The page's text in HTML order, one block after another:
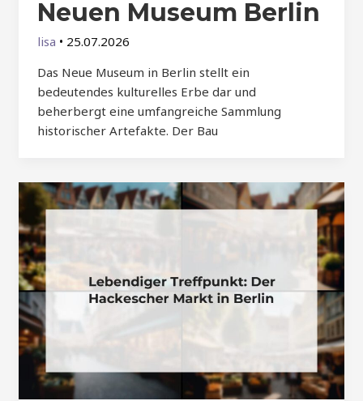
Neuen Museum Berlin
lisa • 25.07.2026
Das Neue Museum in Berlin stellt ein
bedeutendes kulturelles Erbe dar und
beherbergt eine umfangreiche Sammlung
historischer Artefakte. Der Bau